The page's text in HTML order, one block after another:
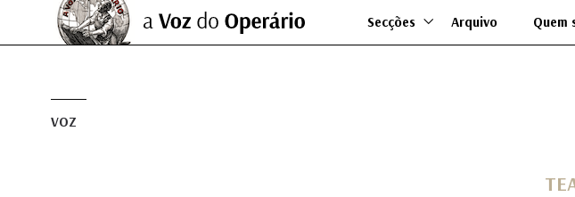
Secções Arquivo Quem
VOZ